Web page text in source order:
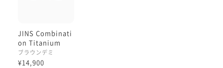
JINS Combinati
on Titanium
［中顔面短縮メガ
ネ］
ブラウンデミ
¥14,900